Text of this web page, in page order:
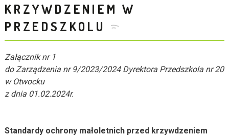
KRZYWDZENIEM W
PRZEDSZKOLU
Załącznik nr 1
do Zarządzenia nr 9/2023/2024 Dyrektora Przedszkola nr 20
w Otwocku
z dnia 01.02.2024r.
Standardy ochrony małoletnich przed krzywdzeniem